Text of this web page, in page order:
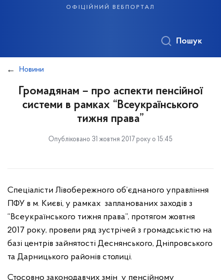
офіційний вебпортал
Пошук
Новини
Громадянам – про аспекти пенсійної
системи в рамках “Всеукраїнського
тижня права”
Опубліковано 31 жовтня 2017 року о 15:45
Спеціалісти Лівобережного об’єднаного управління
ПФУ в м. Києві, у рамках запланованих заходів з
“Всеукраїнського тижня права”, протягом жовтня
2017 року, провели ряд зустрічей з громадськістю на
базі центрів зайнятості Деснянського, Дніпровського
та Дарницького районів столиці.
Стосовно законодавчих змін у пенсійному